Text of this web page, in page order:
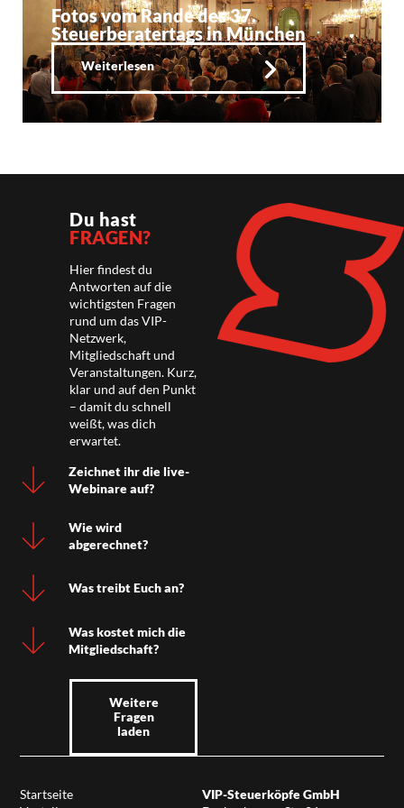
Fotos vom Rande des 37.
Steuerberatertags in München
Weiterlesen
Du hast
FRAGEN?
Hier findest du
Antworten auf die
wichtigsten Fragen
rund um das VIP-
Netzwerk,
Mitgliedschaft und
Veranstaltungen. Kurz,
klar und auf den Punkt
– damit du schnell
weißt, was dich
erwartet.
Zeichnet ihr die live-
Webinare auf?
Wie wird
abgerechnet?
Was treibt Euch an?
Was kostet mich die
Mitgliedschaft?
Weitere
Fragen
laden
Startseite
VIP-Steuerköpfe GmbH